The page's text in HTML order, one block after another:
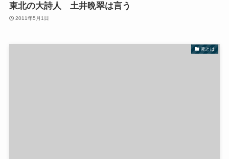
東北の大詩人 土井晩翠は言う
2011年5月1日
死とは